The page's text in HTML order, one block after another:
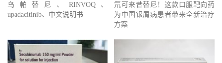
乌帕替尼、RINVOQ、
upadacitinib、中文说明书
氘可来昔替尼！这款口服靶向药
为中国银屑病患者带来全新治疗
方案